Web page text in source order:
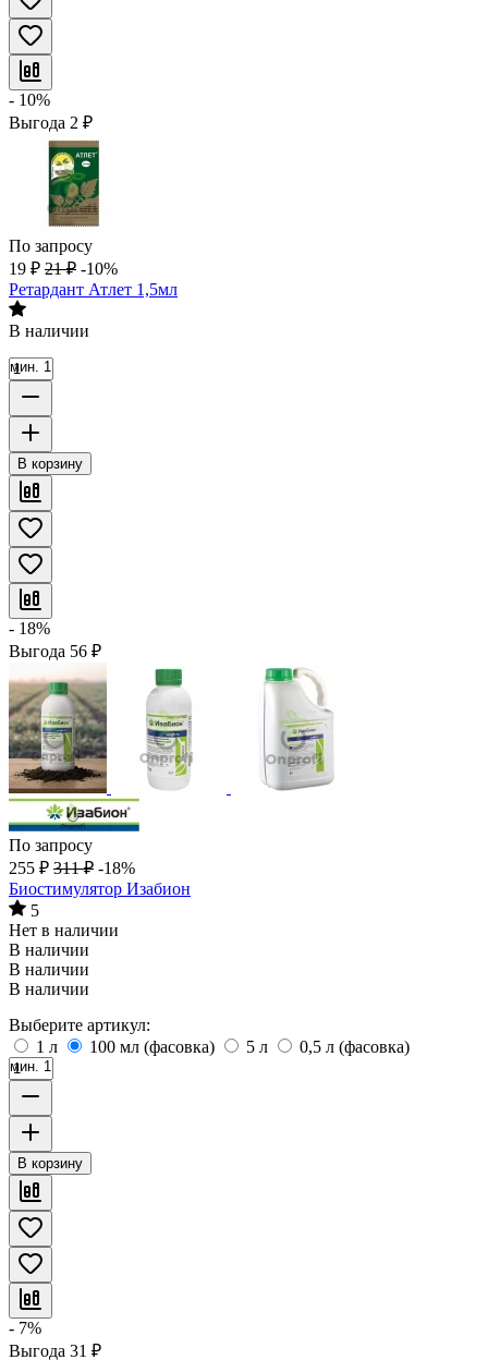
- 10%
Выгода 2 ₽
По запросу
19 ₽ 21 ₽ -10%
Ретардант Атлет 1,5мл
В наличии
мин. 1
В корзину
- 18%
Выгода 56 ₽
По запросу
255 ₽ 311 ₽ -18%
Биостимулятор Изабион
5
Нет в наличии
В наличии
В наличии
В наличии
Выберите артикул:
1 л
100 мл (фасовка) 5 л 0,5 л (фасовка)
мин. 1
В корзину
- 7%
Выгода 31 ₽